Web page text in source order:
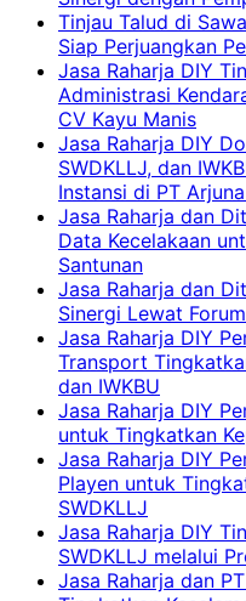
Tinjau Talud di
Siap Perjuangkan
Jasa Raharja DIY
Administrasi
CV Kayu Manis
Jasa Raharja DIY
SWDKLLJ, dan
Instansi di PT
Jasa Raharja dan
Data Kecelakaan
Santunan
Jasa Raharja dan
Sinergi Lewat
Jasa Raharja DIY
Transport
dan IWKBU
Jasa Raharja DIY
untuk Tingkatkan
Jasa Raharja DIY
Playen untuk
SWDKLLJ
Jasa Raharja DIY
SWDKLLJ melalui
Jasa Raharja dan